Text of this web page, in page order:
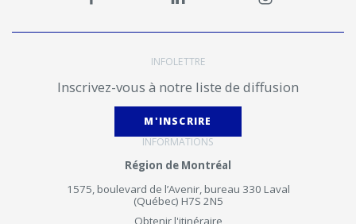
INFOLETTRE
Inscrivez-vous à notre liste de diffusion
M'INSCRIRE
INFORMATIONS
Région de Montréal
1575, boulevard de l’Avenir, bureau 330 Laval
(Québec) H7S 2N5
Obtenir l'itinéraire